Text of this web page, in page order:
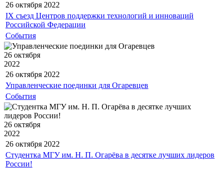
26 октября 2022
IX съезд Центров поддержки технологий и инноваций
Российской Федерации
События
26 октября
2022
26 октября 2022
Управленческие поединки для Огаревцев
События
26 октября
2022
26 октября 2022
Студентка МГУ им. Н. П. Огарёва в десятке лучших лидеров
России!